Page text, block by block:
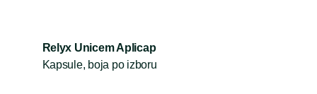
Relyx Unicem Aplicap
Kapsule, boja po izboru